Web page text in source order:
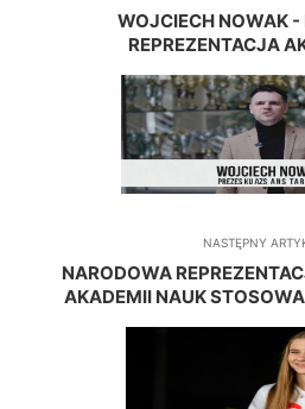
WOJCIECH NOWAK
REPREZENTACJA
NASTĘPNY
NARODOWA
AKADEMII NAUK